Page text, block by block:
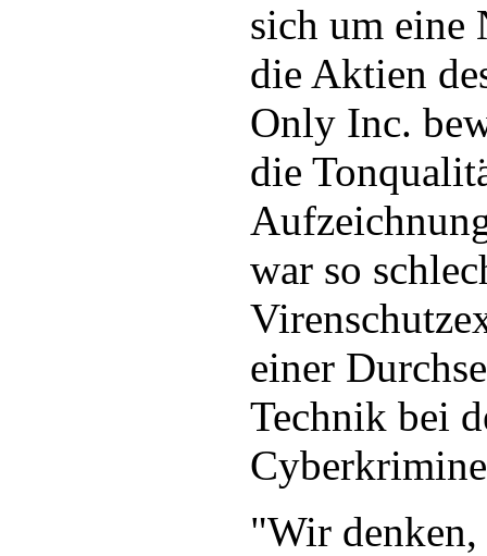
sich um eine
die Aktien
Only Inc.
die
war so
einer
Technik bei
"Wir denken,